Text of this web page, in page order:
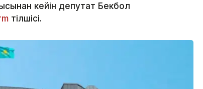
кейін депутат Бекбол
тілшісі.